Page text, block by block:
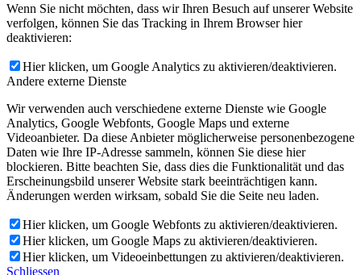
Wenn Sie nicht möchten, dass wir Ihren Besuch auf unserer Website
verfolgen, können Sie das Tracking in Ihrem Browser hier
deaktivieren:
Hier klicken, um Google Analytics zu aktivieren/deaktivieren.
Andere externe Dienste
Wir verwenden auch verschiedene externe Dienste wie Google
Analytics, Google Webfonts, Google Maps und externe
Videoanbieter. Da diese Anbieter möglicherweise personenbezogene
Daten wie Ihre IP-Adresse sammeln, können Sie diese hier
blockieren. Bitte beachten Sie, dass dies die Funktionalität und das
Erscheinungsbild unserer Website stark beeinträchtigen kann.
Änderungen werden wirksam, sobald Sie die Seite neu laden.
Hier klicken, um Google Webfonts zu aktivieren/deaktivieren.
Hier klicken, um Google Maps zu aktivieren/deaktivieren.
Hier klicken, um Videoeinbettungen zu aktivieren/deaktivieren.
Schliessen